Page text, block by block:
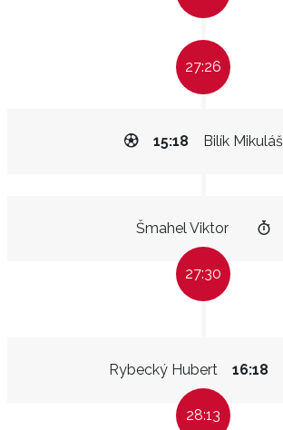
27:26
Bilík Mikuláš
15:18
Šmahel Viktor
27:30
Rybecký Hubert 16:18
28:13